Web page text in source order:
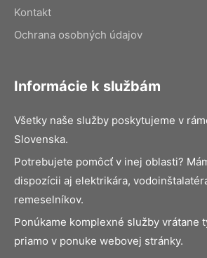
Kontakt
Ochrana osobných údajov
Informácie k službám
Všetky naše služby poskytujeme v
Slovenska.
Potrebujete pomôcť v inej oblasti?
dispozícii aj elektrikára,
remeselníkov.
Ponúkame komplexné služby vrátane
priamo v ponuke webovej stránky.